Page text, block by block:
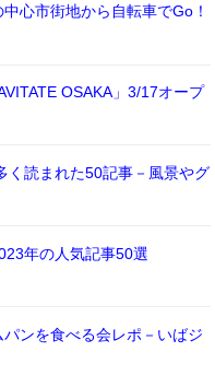
心市街地から自転車でGo！
OSAKA」3/17オープ
く読まれた50記事－風景やグ
年の人気記事50選
ンを食べる会レポ－いばジ